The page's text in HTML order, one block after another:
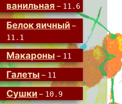
ванильная – 11.6
Белок яичный –
11.1
Макароны – 11
Галеты – 11
Сушки – 10.9